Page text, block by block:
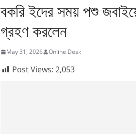
বকরি ইদের সময় পশু
গ্রহণ করলেন
May 31, 2026 Online Desk
Post Views: 2,053